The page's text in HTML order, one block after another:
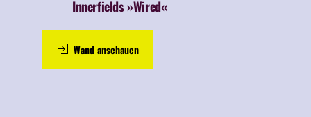
Innerfields »Wired«
Wand anschauen